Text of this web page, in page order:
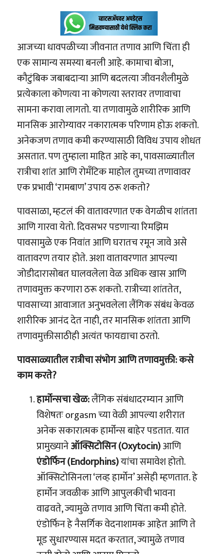
आजच्या धावपळीच्या जीवनात तणाव आणि चिंता ही
एक सामान्य समस्या बनली आहे. कामाचा बोजा,
कौटुंबिक जबाबदाऱ्या आणि बदलत्या जीवनशैलीमुळे
प्रत्येकाला कोणत्या ना कोणत्या स्तरावर तणावाचा
सामना करावा लागतो. या तणावामुळे शारीरिक आणि
मानसिक आरोग्यावर नकारात्मक परिणाम होऊ शकतो.
अनेकजण तणाव कमी करण्यासाठी विविध उपाय शोधत
असतात. पण तुम्हाला माहित आहे का, पावसाळ्यातील
रात्रीचा शांत आणि रोमँटिक माहोल तुमच्या तणावावर
एक प्रभावी ‘रामबाण’ उपाय ठरू शकतो?
पावसाळा, म्हटलं की वातावरणात एक वेगळीच शांतता
आणि गारवा येतो. दिवसभर पडणाऱ्या रिमझिम
पावसामुळे एक निवांत आणि घरातच रमून जावे असे
वातावरण तयार होते. अशा वातावरणात आपल्या
जोडीदारासोबत घालवलेला वेळ अधिक खास आणि
तणावमुक्त करणारा ठरू शकतो. रात्रीच्या शांततेत,
पावसाच्या आवाजात अनुभवलेला लैंगिक संबंध केवळ
शारीरिक आनंद देत नाही, तर मानसिक शांतता आणि
तणावमुक्तीसाठीही अत्यंत फायद्याचा ठरतो.
पावसाळ्यातील रात्रीचा संभोग आणि तणावमुक्ती: कसे
काम करते?
हार्मोन्सचा खेळ:लैंगिक संबंधादरम्यान आणि
विशेषतः orgasm च्या वेळी आपल्या शरीरात
अनेक सकारात्मक हार्मोन्स बाहेर पडतात. यात
प्रामुख्यानेऑक्सिटोसिन (Oxytocin)आणि
एंडोर्फिन (Endorphins)यांचा समावेश होतो.
ऑक्सिटोसिनला ‘लव्ह हार्मोन’ असेही म्हणतात. हे
हार्मोन जवळीक आणि आपुलकीची भावना
वाढवते, ज्यामुळे तणाव आणि चिंता कमी होते.
एंडोर्फिन हे नैसर्गिक वेदनाशामक आहेत आणि ते
मूड सुधारण्यास मदत करतात, ज्यामुळे तणाव